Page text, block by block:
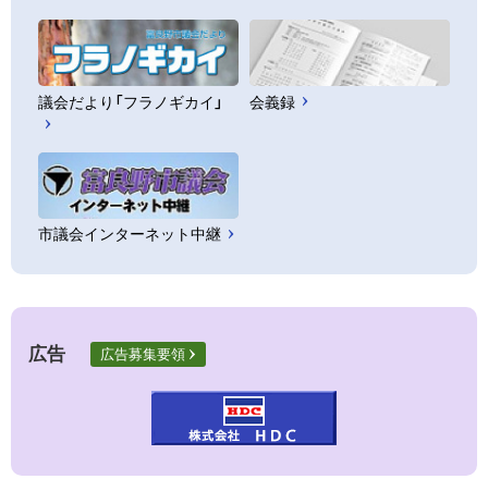
議会だより「フラノギカイ」 会義録
市議会インターネット中継
広告 広告募集要領